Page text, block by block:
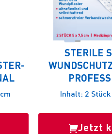
STERILE
Inhalt: 2
Jetzt